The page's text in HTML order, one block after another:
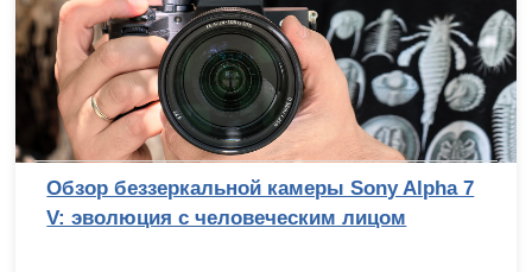
Обзор беззеркальной камеры Sony Alpha 7
V: эволюция с человеческим лицом